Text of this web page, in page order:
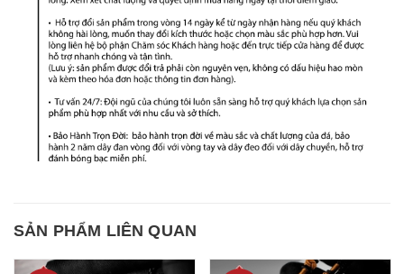
SẢN PHẨM LIÊN QUAN